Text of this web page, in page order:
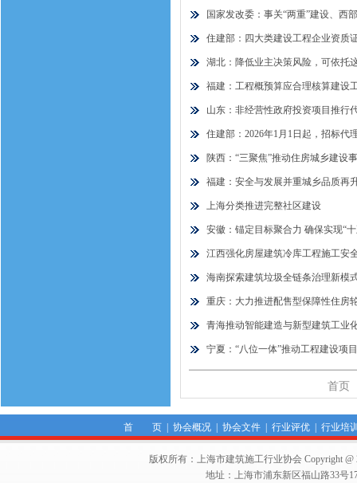
国家发改委：事关“两重”建设、西
住建部：四大类建设工程企业资质
湖北：降低业主决策风险，可依托
福建：工程概预算应合理核算建设
山东：非经营性政府投资项目推行
住建部：2026年1月1日起，招标代
陕西：“三聚焦”推动住房城乡建设
福建：安全与发展并重城乡品质再
上海分类推进完整社区建设
安徽：锚定目标聚合力 确保实现“
江西强化房屋建筑冷库工程施工安
海南探索建筑垃圾全链条治理新模
重庆：大力推进配售型保障性住房
青海推动智能建造与新型建筑工业
宁夏：“八位一体”推动工程建设项
首页
首 页| 协会概况| 协会文件| 行业评优| 行业培
版权所有：上海市建筑施工行业协会 Copyright @
地址：上海市浦东新区福山路33号